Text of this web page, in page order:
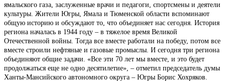
ямальского газа, заслуженные врачи и педагоги, спортсмены и деятели
культуры. Жители Югры, Ямала и Тюменской области вспоминают
общую историю и обсуждают то, что объединяет нас сегодня. История
региона началась в 1944 году – в тяжелое время Великой
Отечественной войны. Тогда все вместе работали на победу, потом все
вместе строили нефтяные и газовые промыслы. И сегодня три региона
объединяют общие задачи. «Все эти 70 лет мы вместе, и это будет
продолжаться еще не одно десятилетие», – отметил председатель думы
Ханты-Мансийского автономного округа – Югры Борис Хохряков.